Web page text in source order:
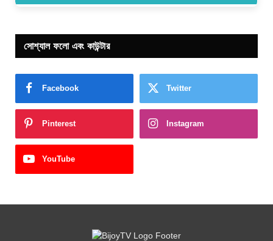
সোশ্যাল ফলো এবং কাউন্টার
Facebook Twitter
Pinterest Instagram
YouTube